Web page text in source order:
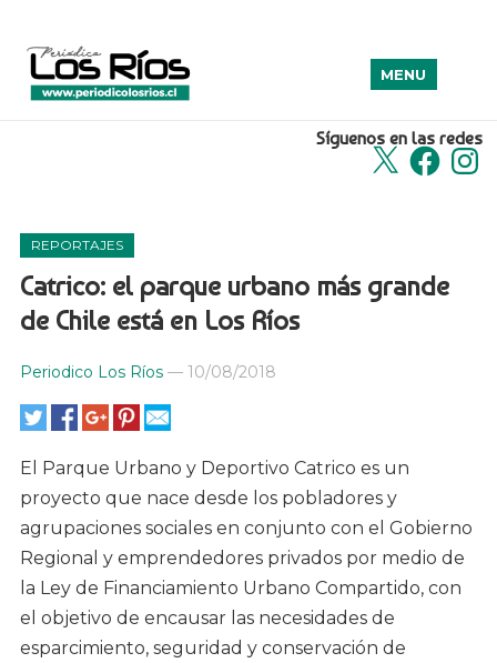
Síguenos en las redes
X Facebook
MENU
REPORTAJES
Catrico: el parque urbano más grande
de Chile está en Los Ríos
Periodico Los Ríos— 10/08/2018
El Parque Urbano y Deportivo Catrico es un
proyecto que nace desde los pobladores y
agrupaciones sociales en conjunto con el Gobierno
Regional y emprendedores privados por medio de
la Ley de Financiamiento Urbano Compartido, con
el objetivo de encausar las necesidades de
esparcimiento, seguridad y conservación de